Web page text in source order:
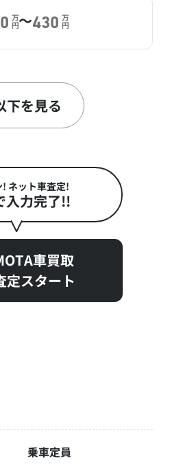
万
円～430 万
円
万
下を見る
! ネット車査定!
入力完了!!
車買取
定スタート
乗車定員